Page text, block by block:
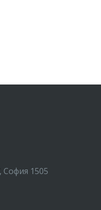
София 1505